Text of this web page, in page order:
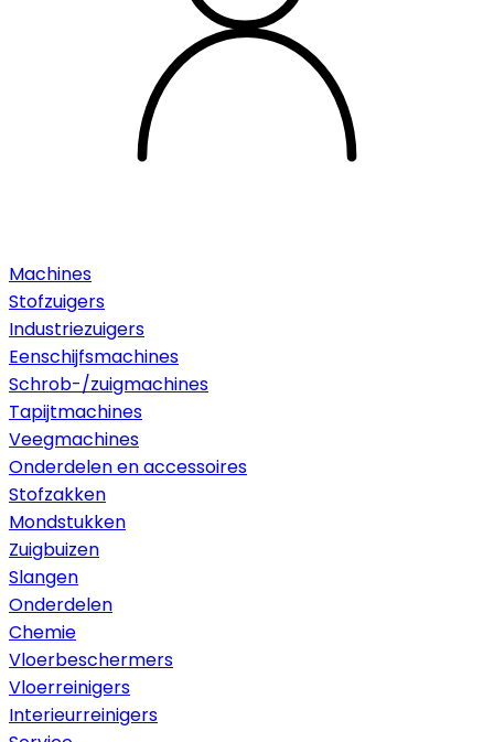
Machines
Stofzuigers
Industriezuigers
Eenschijfsmachines
Schrob-/zuigmachines
Tapijtmachines
Veegmachines
Onderdelen en accessoires
Stofzakken
Mondstukken
Zuigbuizen
Slangen
Onderdelen
Chemie
Vloerbeschermers
Vloerreinigers
Interieurreinigers